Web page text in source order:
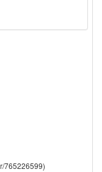
765226599)